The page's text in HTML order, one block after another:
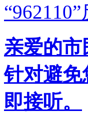
“962110”
亲爱的市
针对避免
即接听。